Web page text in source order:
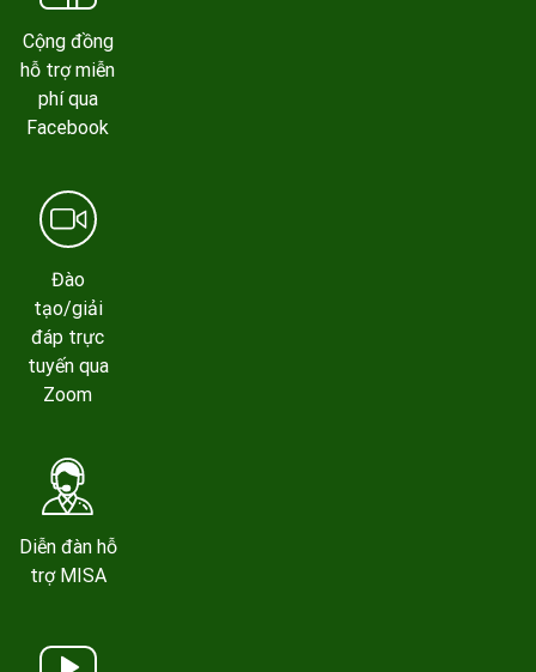
Cộng đồng
hỗ trợ miễn
phí qua
Facebook
Đào
tạo/giải
đáp trực
tuyến qua
Zoom
Diễn đàn hỗ
trợ MISA